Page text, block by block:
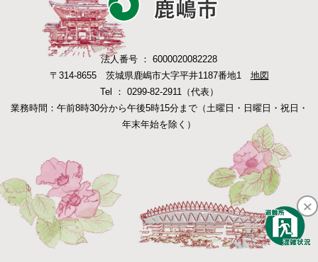
法人番号 ： 6000020082228
〒314-8655 茨城県鹿嶋市大字平井1187番地1 地図
Tel ： 0299-82-2911（代表）
業務時間：午前8時30分から午後5時15分まで（土曜日・日曜日・祝日・
年末年始を除く）